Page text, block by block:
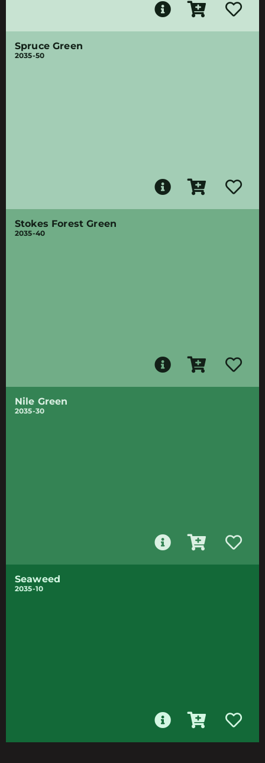
Spruce Green
2035-50
Stokes Forest Green
2035-40
Nile Green
2035-30
Seaweed
2035-10